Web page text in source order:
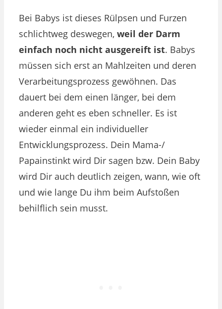
Bei Babys ist dieses Rülpsen und Furzen
schlichtweg deswegen, weil der Darm
einfach noch nicht ausgereift ist. Babys
müssen sich erst an Mahlzeiten und deren
Verarbeitungsprozess gewöhnen. Das
dauert bei dem einen länger, bei dem
anderen geht es eben schneller. Es ist
wieder einmal ein individueller
Entwicklungsprozess. Dein Mama-/
Papainstinkt wird Dir sagen bzw. Dein Baby
wird Dir auch deutlich zeigen, wann, wie oft
und wie lange Du ihm beim Aufstoßen
behilflich sein musst.